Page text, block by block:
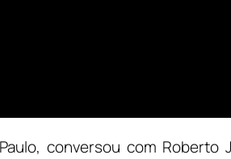
conversou com Roberto